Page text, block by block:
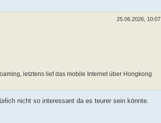
25.06.2026, 10:07
letztens lief das mobile Internet über Hongkong
nicht so interessant da es teurer sein könnte.